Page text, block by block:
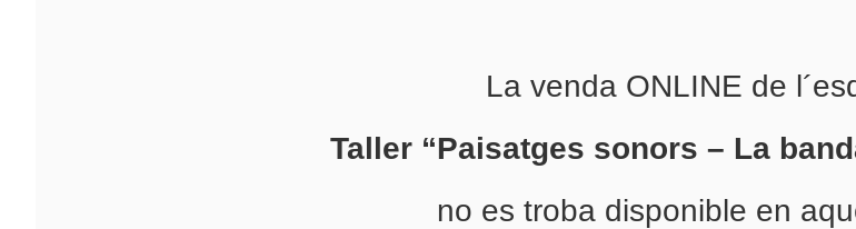
La venda ONLINE de
Taller “Paisatges sonors – La
no es troba disponible en